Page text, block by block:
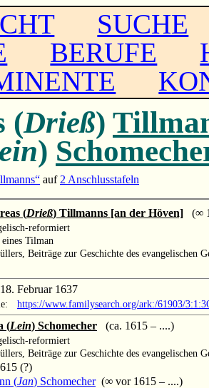
SUCHE
BERUFE
(Drieß)
)
auf 2 Anschlusstafeln
(Drieß) Tillmanns [an der Höven] (∞
reformiert
eines Tilman
Beiträge zur Geschichte des evangelischen
Februar 1637
https://www.familysearch.org/ark:/61903/
(Lein) Schomecher (ca. 1615 – ....)
reformiert
Beiträge zur Geschichte des evangelischen
(?)
(Jan) Schomecher(∞ vor 1615 – ....)